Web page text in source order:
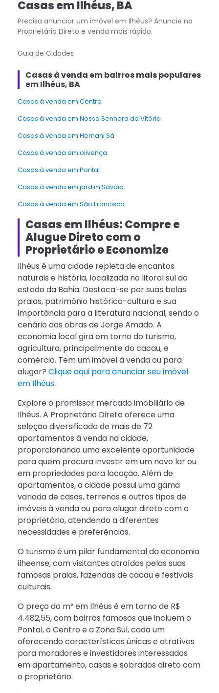
CasasemIlhéus,BA
Precisa anunciar um imóvel em Ilhéus? Anuncie na
Proprietário Direto e venda mais rápido.
Guia de Cidades
Casas à venda em bairros mais populares
em Ilhéus, BA
Casas à venda em Centro
Casas à venda em Nossa Senhora da Vitória
Casas à venda em Hernani Sá
Casas à venda em olivença
Casas à venda em Pontal
Casas à venda em jardim Savóia
Casas à venda em São Francisco
Casas em Ilhéus: Compre e
Alugue Direto com o
Proprietário e Economize
Ilhéus é uma cidade repleta de encantos
naturais e história, localizada no litoral sul do
estado da Bahia. Destaca-se por suas belas
praias, patrimônio histórico-cultura e sua
importância para a literatura nacional, sendo o
cenário das obras de Jorge Amado. A
economia local gira em torno do turismo,
agricultura, principalmente do cacau, e
comércio. Tem um imóvel à venda ou para
alugar? Clique aqui para anunciar seu imóvel
em Ilhéus.
Explore o promissor mercado imobiliário de
Ilhéus. A Proprietário Direto oferece uma
seleção diversificada de mais de 72
apartamentos à venda na cidade,
proporcionando uma excelente oportunidade
para quem procura investir em um novo lar ou
em propriedades para locação. Além de
apartamentos, a cidade possui uma gama
variada de casas, terrenos e outros tipos de
imóveis à venda ou para alugar direto com o
proprietário, atendendo a diferentes
necessidades e preferências.
O turismo é um pilar fundamental da economia
ilheense, com visitantes atraídos pelas suas
famosas praias, fazendas de cacau e festivais
culturais.
O preço do m² em Ilhéus é em torno de R$
4.482,55, com bairros famosos que incluem o
Pontal, o Centro e a Zona Sul, cada um
oferecendo características únicas e atrativas
para moradores e investidores interessados
em apartamento, casas e sobrados direto com
o proprietário.